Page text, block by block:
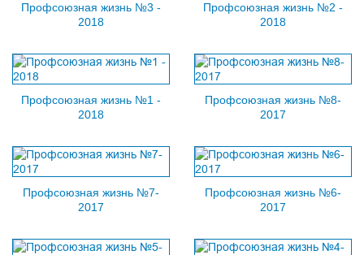
Профсоюзная жизнь №3 -
2018
Профсоюзная жизнь №2 -
2018
Профсоюзная жизнь №1 -
2018
Профсоюзная жизнь №8-
2017
Профсоюзная жизнь №7-
2017
Профсоюзная жизнь №6-
2017